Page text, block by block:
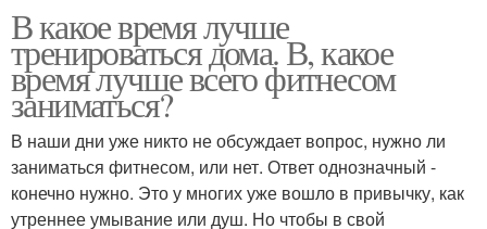
В какое время лучше
тренироваться дома. В, какое
время лучше всего фитнесом
заниматься?
В наши дни уже никто не обсуждает вопрос, нужно ли
заниматься фитнесом, или нет. Ответ однозначный -
конечно нужно. Это у многих уже вошло в привычку, как
утреннее умывание или душ. Но чтобы в свой